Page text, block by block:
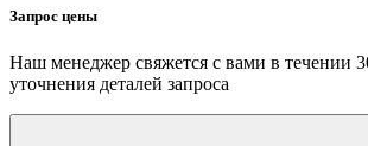
Запрос цены
Наш менеджер свяжется с вами в течении
уточнения деталей запроса